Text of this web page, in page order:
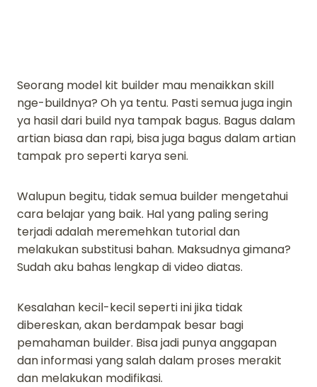
Seorang model kit builder mau menaikkan skill
nge-buildnya? Oh ya tentu. Pasti semua juga ingin
ya hasil dari build nya tampak bagus. Bagus dalam
artian biasa dan rapi, bisa juga bagus dalam artian
tampak pro seperti karya seni.
Walupun begitu, tidak semua builder mengetahui
cara belajar yang baik. Hal yang paling sering
terjadi adalah meremehkan tutorial dan
melakukan substitusi bahan. Maksudnya gimana?
Sudah aku bahas lengkap di video diatas.
Kesalahan kecil-kecil seperti ini jika tidak
dibereskan, akan berdampak besar bagi
pemahaman builder. Bisa jadi punya anggapan
dan informasi yang salah dalam proses merakit
dan melakukan modifikasi.